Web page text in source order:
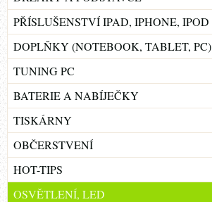
PŘÍSLUŠENSTVÍ IPAD, IPHONE, IPOD
DOPLŇKY (NOTEBOOK, TABLET, PC)
TUNING PC
BATERIE A NABÍJEČKY
TISKÁRNY
OBČERSTVENÍ
HOT-TIPS
OSVĚTLENÍ, LED